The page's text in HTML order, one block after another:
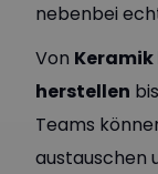
nebenbei
Von
herstellen
Teams
austauschen